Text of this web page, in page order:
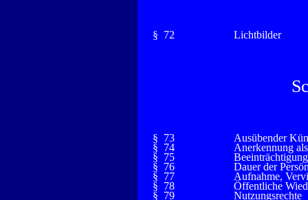
§ 72 Lichtbilder
§ 73
Ausübender
§ 74
Anerkennung
§ 75
§ 76
Dauer der
§ 77
Aufnahme,
§ 78
Öffentliche
§ 79
Nutzungsrechte